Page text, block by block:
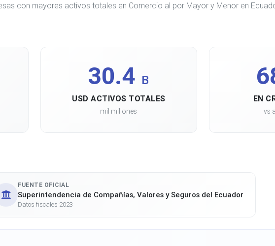
con mayores activos totales en Comercio al por Mayor y Menor en
30.4 B
USD ACTIVOS TOTALES
mil millones
EN
vs
FUENTE OFICIAL
Superintendencia de Compañías, Valores y Seguros del Ecuador
Datos fiscales 2023